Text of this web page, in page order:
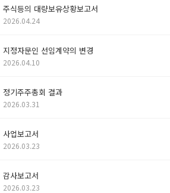
주식등의 대량보유상황보고서
2026.04.24
지정자문인 선임계약의 변경
2026.04.10
정기주주총회 결과
2026.03.31
사업보고서
2026.03.23
감사보고서
2026.03.23